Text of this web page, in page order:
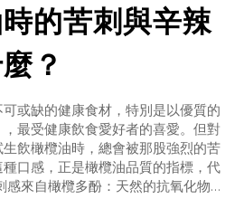
的苦刺與辛辣
？
或缺的健康食材，特別是以優質的
，最受健康飲食愛好者的喜愛。但對
飲橄欖油時，總會被那股強烈的苦
口感，正是橄欖油品質的指標，代
來自橄欖多酚：天然的抗氧化物質